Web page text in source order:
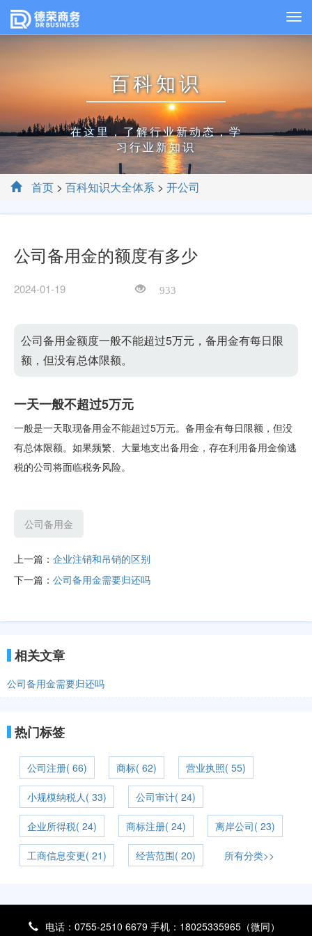
百科知识
在这里，了解行业新动态，学
习行业新知识
首页 > 百科知识大全体系 > 开公司
公司备用金的额度有多少
2024-01-19 933
公司备用金额度一般不能超过5万元，备用金有每日限
额，但没有总体限额。
一天一般不超过5万元
一般是一天取现备用金不能超过5万元。备用金有每日限额，但没
有总体限额。如果频繁、大量地支出备用金，存在利用备用金偷逃
税的公司将面临税务风险。
公司备用金
上一篇： 企业注销和吊销的区别
下一篇： 公司备用金需要归还吗
相关文章
公司备用金需要归还吗
热门标签
公司注册( 66) 商标( 62) 营业执照( 55)
小规模纳税人( 33) 公司审计( 24)
企业所得税( 24) 商标注册( 24) 离岸公司( 23)
工商信息变更( 21) 经营范围( 20) 所有分类>>
电话：0755-2510 6679 手机：18025335965（微同）